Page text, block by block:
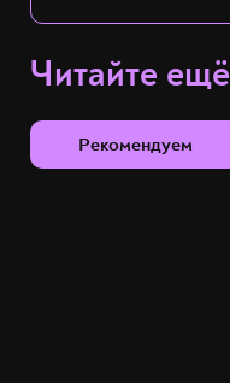
Читайте ещё
Рекомендуем